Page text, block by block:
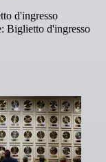
d'ingresso
Biglietto d'ingresso